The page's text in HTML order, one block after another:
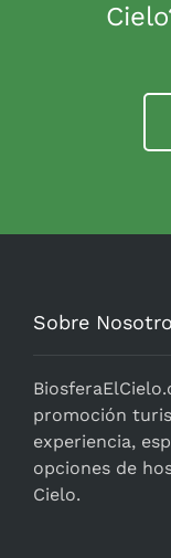
Sobre
promoción
experiencia,
opciones de
Cielo.